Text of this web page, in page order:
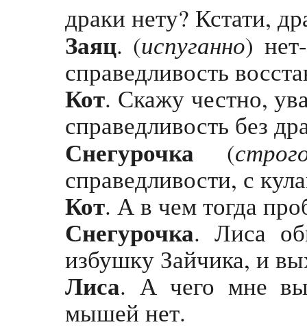
драки нету? Кстати,
Заяц. (испуганно)
справедливость
Кот. Скажу честно,
справедливость без
Снегурочка (
справедливости, с
Кот. А в чем тогда
Снегурочка. Лиса
избушку Зайчика, и
Лиса. А чего мне
мышей нет.